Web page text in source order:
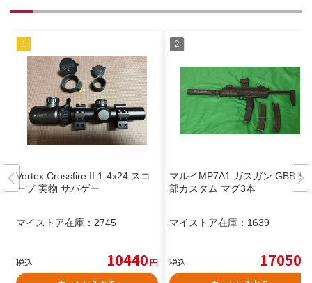
Vortex Crossfire II 1-4x24 スコ
ープ 実物 サバゲー
マイストア在庫： 2745
税込 10440円
マルイMP7A1 ガスガン GBB 外
部カスタム マグ3本
マイストア在庫： 1639
税込 17050